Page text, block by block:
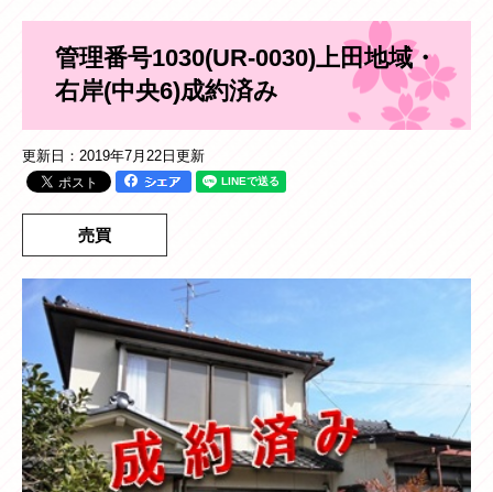
管理番号1030(UR-0030)上田地域・
右岸(中央6)成約済み
更新日：2019年7月22日更新
売買